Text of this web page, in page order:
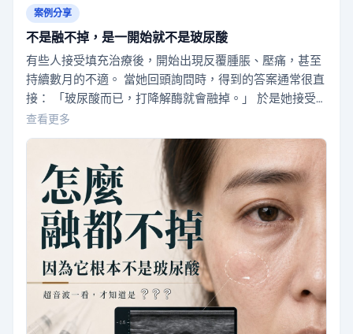
案例分享
不是融不掉，是一開始就不是玻尿酸
有些人接受填充治療後，開始出現反覆腫脹、壓痛，甚至
持續數月的不適。 當她回頭詢問時，得到的答案通常很直
接： 「玻尿酸而已，打降解酶就會融掉。」 於是她接受
了一次又一次的降解酶治療。 有些部位似乎變軟了，但仍
有幾處沒有明顯改變；原本的不舒服，也始終沒有真正消
失。 大家開始懷疑是不是劑量不夠、位置不準、包膜太
厚，甚至是不是她的體質特別敏感。 卻很少有人重新問一
個最基本的問題： 當初打進去的，真的全部都…
查看更多